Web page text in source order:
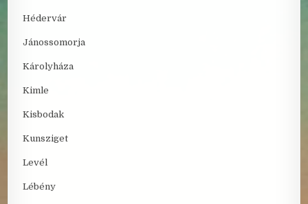
Hédervár
Jánossomorja
Károlyháza
Kimle
Kisbodak
Kunsziget
Levél
Lébény